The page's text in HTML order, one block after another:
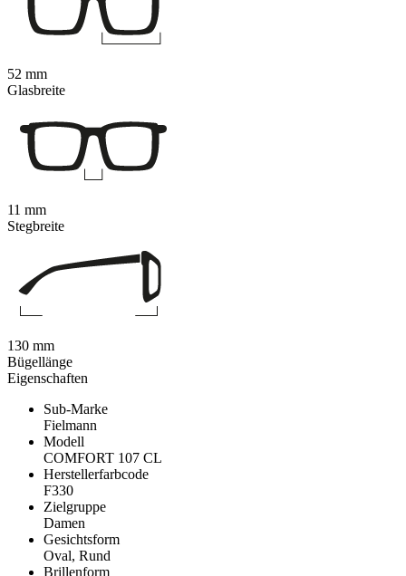
Eigenschaften
Sub-Marke
Fielmann
Modell
COMFORT 107 CL
Herstellerfarbcode
F330
Zielgruppe
Damen
Gesichtsform
Oval, Rund
Brillenform
52 mm
Glasbreite
11 mm
Stegbreite
130 mm
Bügellänge